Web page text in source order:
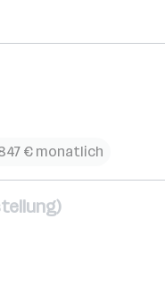
€ monatlich